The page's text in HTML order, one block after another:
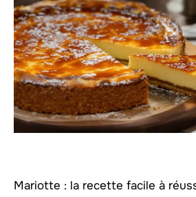
Mariotte : la recette facile à